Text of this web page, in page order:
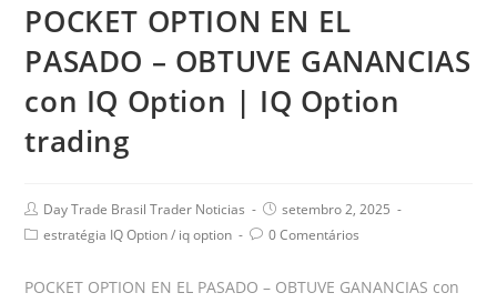
POCKET OPTION EN EL
PASADO – OBTUVE GANANCIAS
con IQ Option | IQ Option
trading
Day Trade Brasil Trader Noticias
setembro 2, 2025
estratégia IQ Option / iq option 0 Comentários
POCKET OPTION EN EL PASADO – OBTUVE GANANCIAS con